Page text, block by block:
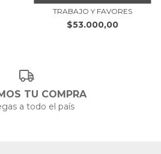
TRABAJO Y FAVORES
$53.000,00
TU COMPRA
a todo el país